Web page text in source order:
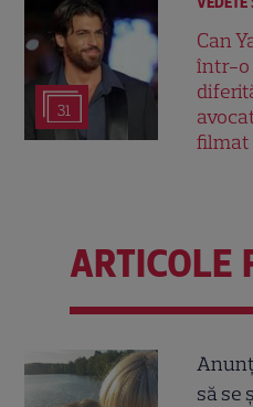
31
Can
într-o
filmat
ARTICOLE
să se